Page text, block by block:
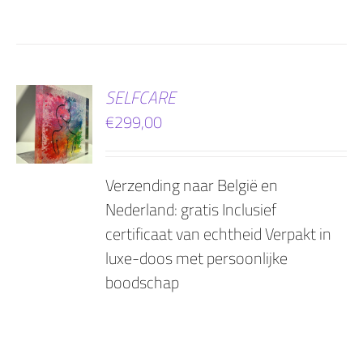
SELFCARE
€299,00
Verzending naar België en
Nederland: gratis Inclusief
certificaat van echtheid Verpakt in
luxe-doos met persoonlijke
boodschap